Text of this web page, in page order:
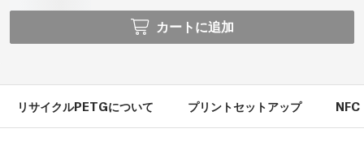
カートに追加
リサイクルPETGについて プリントセットアップ NFC